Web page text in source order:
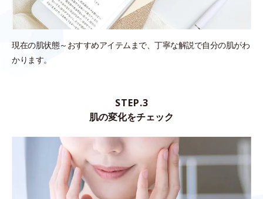
現在の肌状態～おすすめアイテムまで、丁寧な解説で自分の肌がわ
かります。
STEP.3
肌の変化をチェック